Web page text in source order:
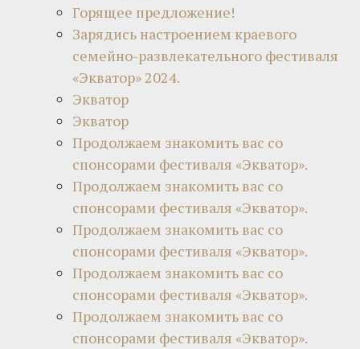
Горящее предложение!
Зарядись настроением краевого
семейно-развлекательного фестиваля
«Экватор» 2024.
Экватор
Экватор
Продолжаем знакомить вас со
спонсорами фестиваля «Экватор».
Продолжаем знакомить вас со
спонсорами фестиваля «Экватор».
Продолжаем знакомить вас со
спонсорами фестиваля «Экватор».
Продолжаем знакомить вас со
спонсорами фестиваля «Экватор».
Продолжаем знакомить вас со
спонсорами фестиваля «Экватор».